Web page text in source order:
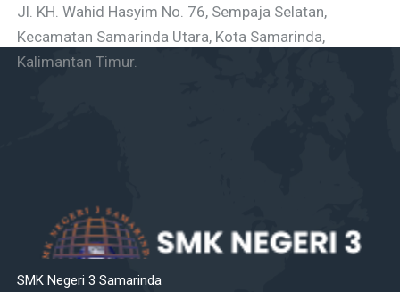
Jl. KH. Wahid Hasyim No. 76, Sempaja Selatan,
Kecamatan Samarinda Utara, Kota Samarinda,
Kalimantan Timur.
SMK Negeri 3 Samarinda